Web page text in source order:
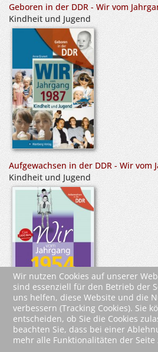
Geboren in der DDR - Wir vom
Kindheit und Jugend
Aufgewachsen in der DDR - Wir vom
Kindheit und Jugend
Wir nutzen Cookies auf unserer
sind essenziell für den Betrieb der
uns helfen, diese Website und die
verbessern (Tracking Cookies). Sie
entscheiden, ob Sie die Cookies
beachten Sie, dass bei einer
mehr alle Funktionalitäten der